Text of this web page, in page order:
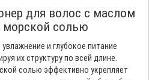
для волос с маслом
солью
и глубокое питание
их структуру по всей длине.
солью эффективно укрепляет